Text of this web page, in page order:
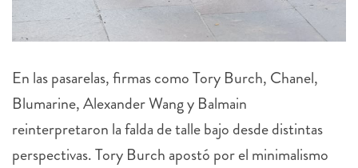
En las pasarelas, firmas como Tory Burch, Chanel,
Blumarine, Alexander Wang y Balmain
reinterpretaron la falda de talle bajo desde distintas
perspectivas. Tory Burch apostó por el minimalismo